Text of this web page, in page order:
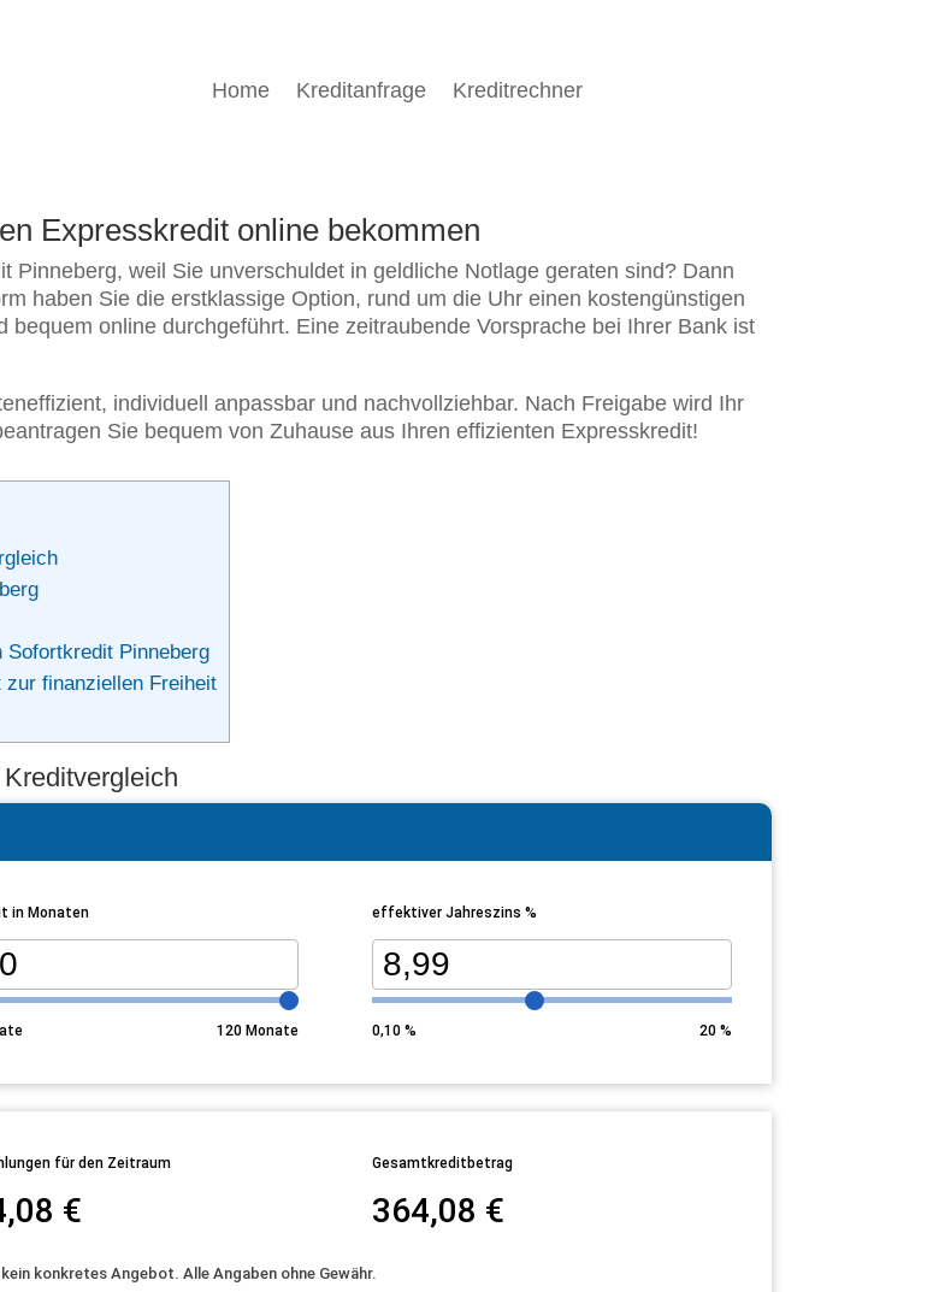
Home Kreditanfrage Kreditrechner
Expresskredit online bekommen
Pinneberg, weil Sie unverschuldet in geldliche Notlage geraten sind? Dann
haben Sie die erstklassige Option, rund um die Uhr einen kostengünstigen
online durchgeführt. Eine zeitraubende Vorsprache bei Ihrer Bank ist
individuell anpassbar und nachvollziehbar. Nach Freigabe wird Ihr
Sie bequem von Zuhause aus Ihren effizienten Expresskredit!
Sofortkredit Pinneberg
finanziellen Freiheit
in Monaten
120 Monate
effektiver Jahreszins %
0,10% 20 %
für den Zeitraum
€
Gesamtkreditbetrag
364,08 €
konkretes Angebot. Alle Angaben ohne Gewähr.